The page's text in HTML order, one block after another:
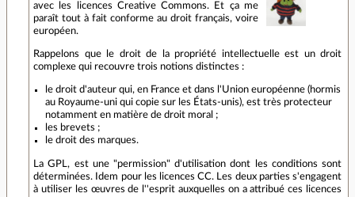
avec les licences Creative Commons. Et ça me
paraît tout à fait conforme au droit français, voire
européen.
Rappelons que le droit de la propriété intellectuelle est un droit
complexe qui recouvre trois notions distinctes :
le droit d'auteur qui, en France et dans l'Union européenne (hormis
au Royaume-uni qui copie sur les États-unis), est très protecteur
notamment en matière de droit moral ;
les brevets ;
le droit des marques.
La GPL, est une "permission" d'utilisation dont les conditions sont
déterminées. Idem pour les licences CC. Les deux parties s'engagent
à utiliser les œuvres de l''esprit auxquelles on a attribué ces licences